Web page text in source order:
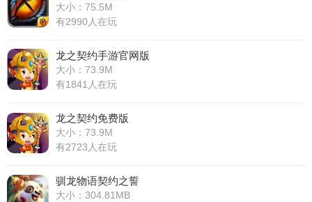
大小：75.5M
有2990人在玩
龙之契约手游官网版
大小：73.9M
有1841人在玩
龙之契约免费版
大小：73.9M
有2723人在玩
驯龙物语契约之誓
大小：304.81MB